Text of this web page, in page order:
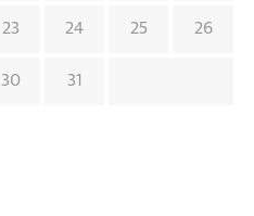
23 24 25 26
30 31